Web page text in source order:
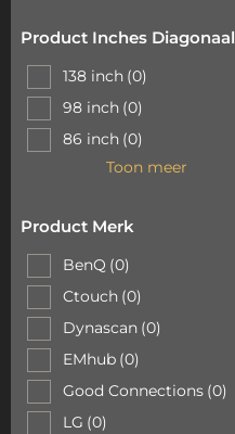
Product Inches Diagonaal
138 inch (0)
98 inch (0)
86 inch (0)
Toon meer
Product Merk
BenQ (0)
Ctouch (0)
Dynascan (0)
EMhub (0)
Good Connections (0)
LG (0)